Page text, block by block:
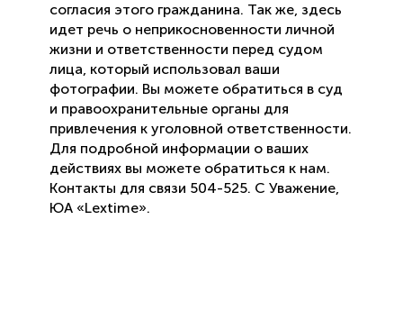
согласия этого гражданина. Так же, здесь
идет речь о неприкосновенности личной
жизни и ответственности перед судом
лица, который использовал ваши
фотографии. Вы можете обратиться в суд
и правоохранительные органы для
привлечения к уголовной ответственности.
Для подробной информации о ваших
действиях вы можете обратиться к нам.
Контакты для связи 504-525. С Уважение,
ЮА «Lextime».